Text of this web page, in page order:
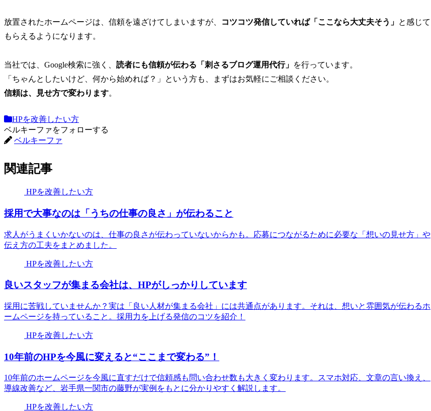
放置されたホームページは、信頼を遠ざけてしまいますが、 コツコツ発信していれば「ここなら大丈夫そう」 と感じて
もらえるようになります。
当社では、Google検索に強く、 読者にも信頼が伝わる「刺さるブログ運用代行」 を行っています。
「ちゃんとしたいけど、何から始めれば？」という方も、まずはお気軽にご相談ください。
信頼は、見せ方で変わります。
HPを改善したい方
ベルキーファをフォローする
ベルキーファ
関連記事
HPを改善したい方
採用で大事なのは「うちの仕事の良さ」が伝わること
求人がうまくいかないのは、仕事の良さが伝わっていないからかも。応募につながるために必要な「想いの見せ方」や
伝え方の工夫をまとめました。
HPを改善したい方
良いスタッフが集まる会社は、HPがしっかりしています
採用に苦戦していませんか？実は「良い人材が集まる会社」には共通点があります。それは、想いと雰囲気が伝わるホ
ームページを持っていること。採用力を上げる発信のコツを紹介！
HPを改善したい方
10年前のHPを今風に変えると“ここまで変わる”！
10年前のホームページを今風に直すだけで信頼感も問い合わせ数も大きく変わります。スマホ対応、文章の言い換え、
導線改善など、岩手県一関市の藤野が実例をもとに分かりやすく解説します。
HPを改善したい方